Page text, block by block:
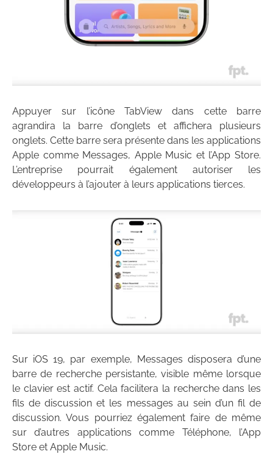
Appuyer sur l’icône TabView dans cette barre
agrandira la barre d’onglets et affichera plusieurs
onglets. Cette barre sera présente dans les applications
Apple comme Messages, Apple Music et l’App Store.
L’entreprise pourrait également autoriser les
développeurs à l’ajouter à leurs applications tierces.
Sur iOS 19, par exemple, Messages disposera d’une
barre de recherche persistante, visible même lorsque
le clavier est actif. Cela facilitera la recherche dans les
fils de discussion et les messages au sein d’un fil de
discussion. Vous pourriez également faire de même
sur d’autres applications comme Téléphone, l’App
Store et Apple Music.